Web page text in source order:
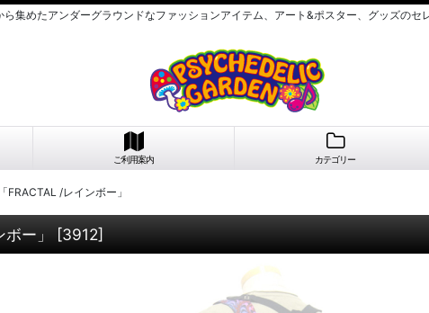
ら集めたアンダーグラウンドなファッションアイテム、アート&ポスター、グッズのセ
ご利用案内 カテゴリー
FRACTAL /レインボー」
ー」 [3912]